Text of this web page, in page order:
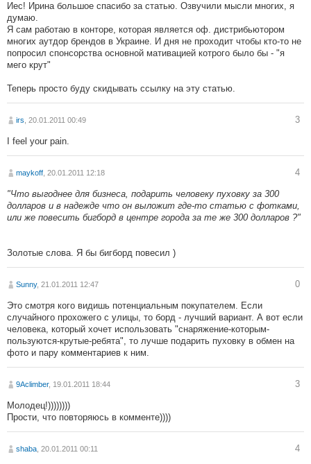
Иес! Ирина большое спасибо за статью. Озвучили мысли многих, я
думаю.
Я сам работаю в конторе, которая является оф. дистрибьютором
многих аутдор брендов в Украине. И дня не проходит чтобы кто-то не
попросил спонсорства основной мативацией котрого было бы - "я
мего крут"
Теперь просто буду скидывать ссылку на эту статью.
irs , 20.01.2011 00:49 3
I feel your pain.
maykoff , 20.01.2011 12:18 4
"Что выгоднее для бизнеса, подарить человеку пуховку за 300
долларов и в надежде что он выложит где-то статью с фотками,
или же повесить бигборд в центре города за те же 300 долларов ?"
Золотые слова. Я бы бигборд повесил )
Sunny, 21.01.2011 12:47 0
Это смотря кого видишь потенциальным покупателем. Если
случайного прохожего с улицы, то борд - лучший вариант. А вот если
человека, который хочет использовать "снаряжение-которым-
пользуются-крутые-ребята", то лучше подарить пуховку в обмен на
фото и пару комментариев к ним.
9Aclimber, 19.01.2011 18:44 3
Молодец!))))))))
Прости, что повторяюсь в комменте))))
shaba , 20.01.2011 00:11 4